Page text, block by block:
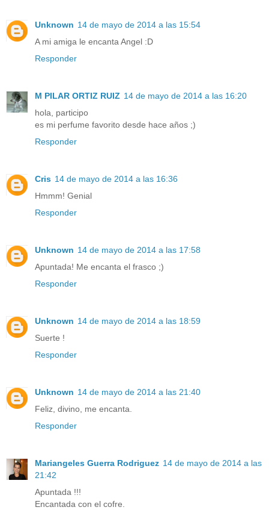
Unknown 14 de mayo de 2014 a las 15:54
A mi amiga le encanta Angel :D
Responder
M PILAR ORTIZ RUIZ 14 de mayo de 2014 a las 16:20
hola, participo
es mi perfume favorito desde hace años ;)
Responder
Cris 14 de mayo de 2014 a las 16:36
Hmmm! Genial
Responder
Unknown 14 de mayo de 2014 a las 17:58
Apuntada! Me encanta el frasco ;)
Responder
Unknown 14 de mayo de 2014 a las 18:59
Suerte !
Responder
Unknown 14 de mayo de 2014 a las 21:40
Feliz, divino, me encanta.
Responder
Mariangeles Guerra Rodriguez 14 de mayo de 2014 a las
21:42
Apuntada !!!
Encantada con el cofre.